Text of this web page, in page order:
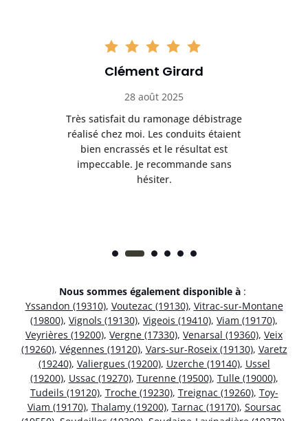
Clément Girard
28 août 2025
Très satisfait du ramonage débistrage
réalisé chez moi. Les conduits étaient
bien encrassés et le résultat est
impeccable. Je recommande sans
hésiter.
Nous sommes également disponible à :
Yssandon (19310), Voutezac (19130), Vitrac-sur-Montane
(19800), Vignols (19130), Vigeois (19410), Viam (19170),
Veyrières (19200), Vergne (17330), Venarsal (19360), Veix
(19260), Végennes (19120), Vars-sur-Roseix (19130), Varetz
(19240), Valiergues (19200), Uzerche (19140), Ussel
(19200), Ussac (19270), Turenne (19500), Tulle (19000),
Tudeils (19120), Troche (19230), Treignac (19260), Toy-
Viam (19170), Thalamy (19200), Tarnac (19170), Soursac